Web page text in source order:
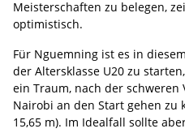
Meisterschaften zu belegen,
optimistisch.
Für Nguemning ist es in
der Altersklasse U20 zu
ein Traum, nach der schweren
Nairobi an den Start gehen zu
15,65 m). Im Idealfall sollte